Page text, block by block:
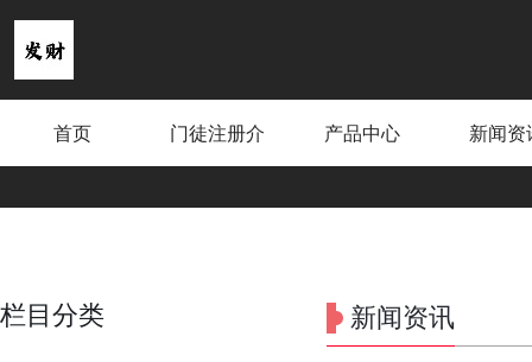
首页 门徒注册介 产品中心 新闻资
栏目分类 新闻资讯